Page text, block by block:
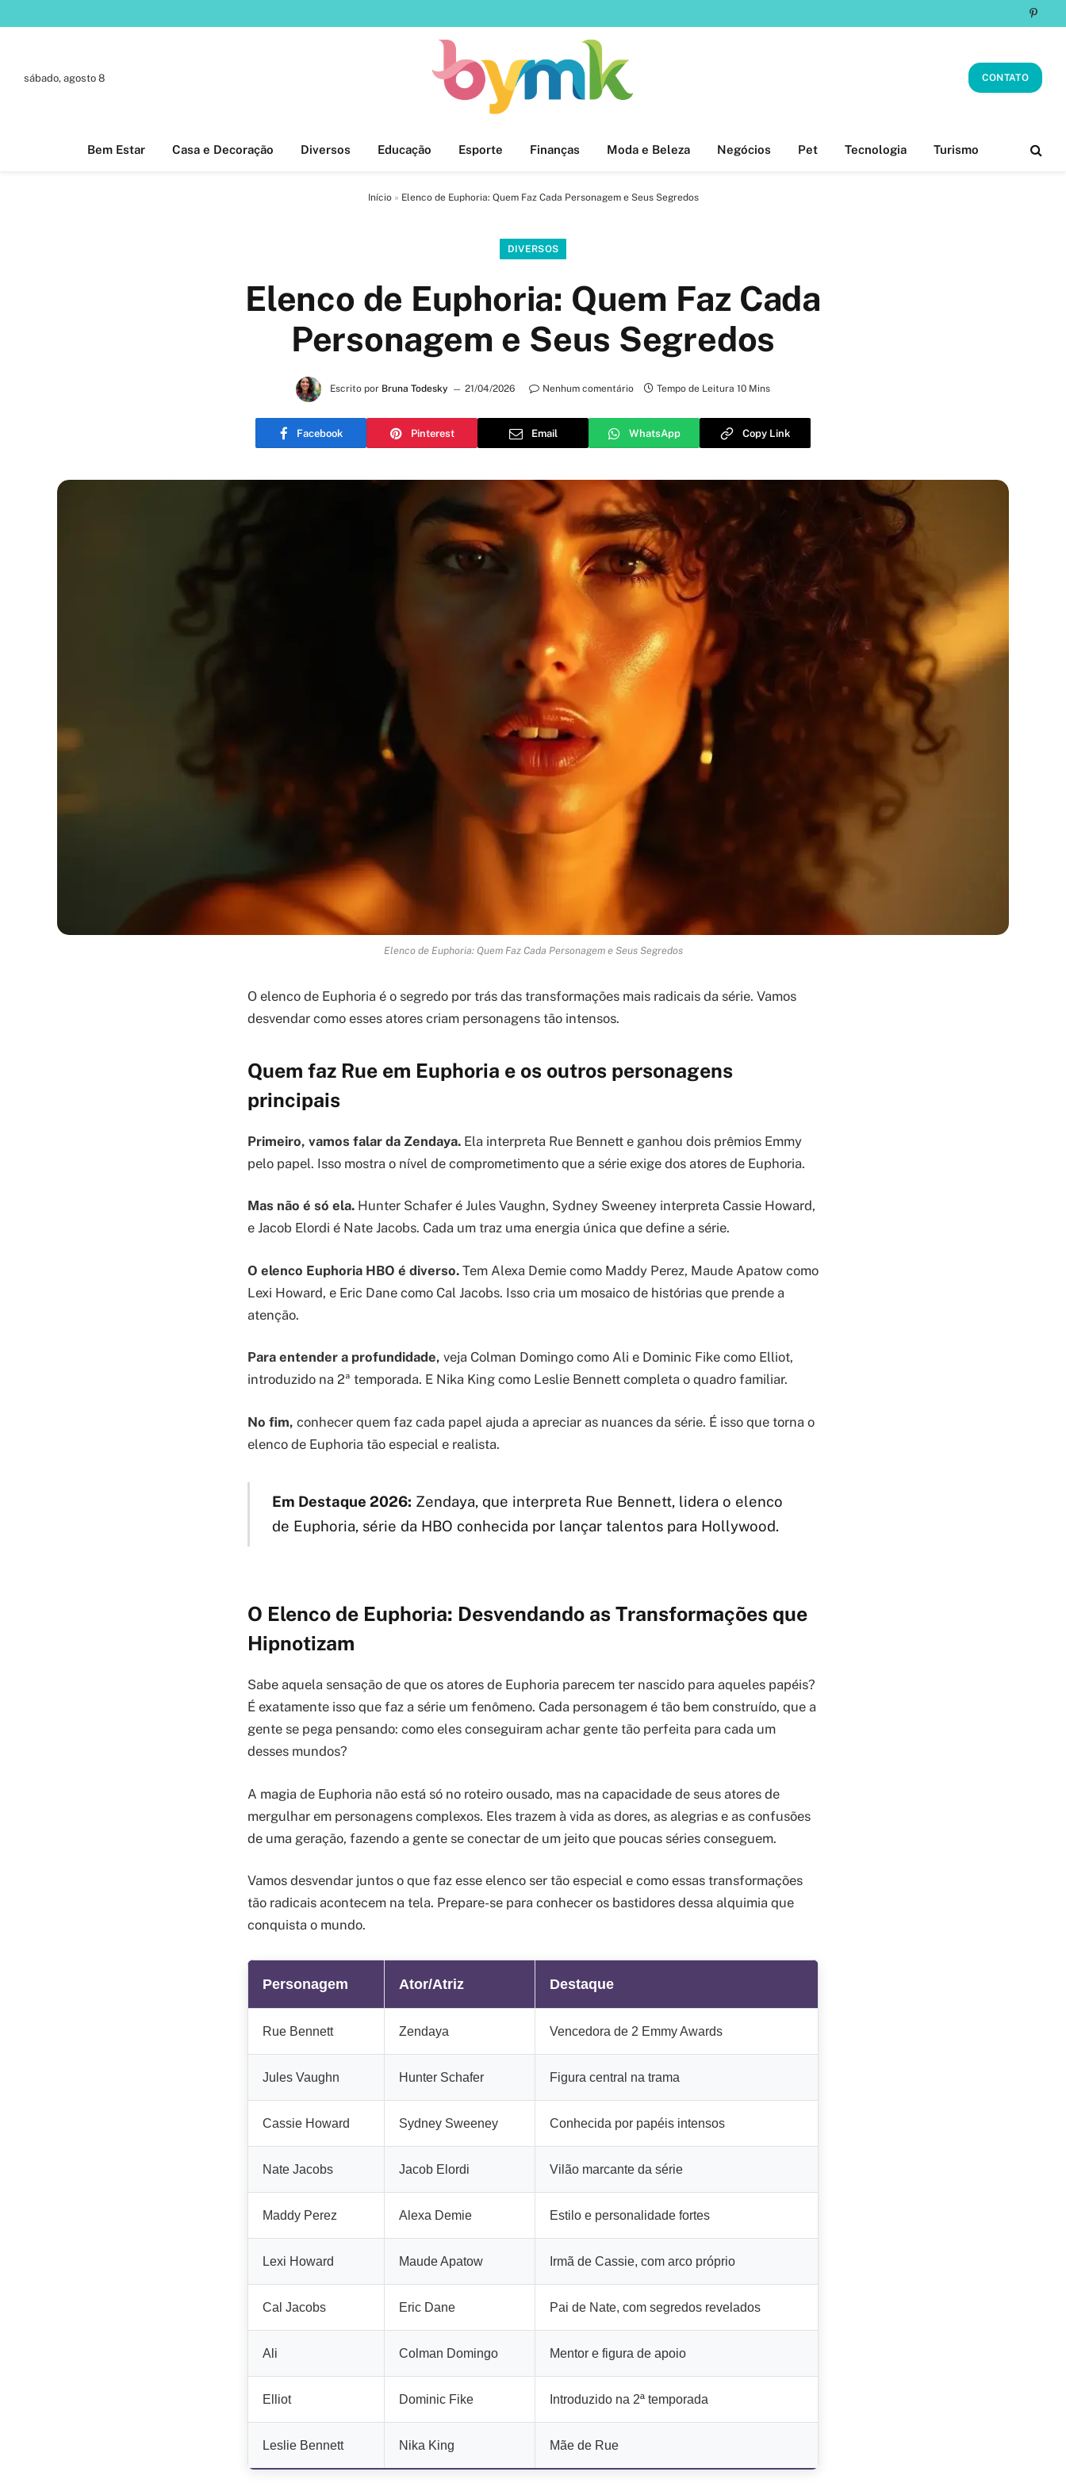
sábado, agosto 8 CONTATO
Bem Estar Casa e Decoração Diversos Educação Esporte Finanças Moda e Beleza Negócios Pet Tecnologia Turismo
Início» Elenco de Euphoria: Quem Faz Cada Personagem e Seus Segredos
DIVERSOS
Elenco de Euphoria: Quem Faz Cada
Personagem e Seus Segredos
Escrito por Bruna Todesky 21/04/2026 Nenhum comentário Tempo de Leitura 10 Mins
Facebook Pinterest Email WhatsApp Copy Link
Elenco de Euphoria: Quem Faz Cada Personagem e Seus Segredos
O elenco de Euphoria é o segredo por trás das transformações mais radicais da série. Vamos
desvendar como esses atores criam personagens tão intensos.
Quem faz Rue em Euphoria e os outros personagens
principais
Primeiro, vamos falar da Zendaya. Ela interpreta Rue Bennett e ganhou dois prêmios Emmy
pelo papel. Isso mostra o nível de comprometimento que a série exige dos atores de Euphoria.
Mas não é só ela. Hunter Schafer é Jules Vaughn, Sydney Sweeney interpreta Cassie Howard,
e Jacob Elordi é Nate Jacobs. Cada um traz uma energia única que define a série.
O elenco Euphoria HBO é diverso. Tem Alexa Demie como Maddy Perez, Maude Apatow como
Lexi Howard, e Eric Dane como Cal Jacobs. Isso cria um mosaico de histórias que prende a
atenção.
Para entender a profundidade, veja Colman Domingo como Ali e Dominic Fike como Elliot,
introduzido na 2ª temporada. E Nika King como Leslie Bennett completa o quadro familiar.
No fim, conhecer quem faz cada papel ajuda a apreciar as nuances da série. É isso que torna o
elenco de Euphoria tão especial e realista.
Em Destaque 2026: Zendaya, que interpreta Rue Bennett, lidera o elenco
de Euphoria, série da HBO conhecida por lançar talentos para Hollywood.
O Elenco de Euphoria: Desvendando as Transformações que
Hipnotizam
Sabe aquela sensação de que os atores de Euphoria parecem ter nascido para aqueles papéis?
É exatamente isso que faz a série um fenômeno. Cada personagem é tão bem construído, que a
gente se pega pensando: como eles conseguiram achar gente tão perfeita para cada um
desses mundos?
A magia de Euphoria não está só no roteiro ousado, mas na capacidade de seus atores de
mergulhar em personagens complexos. Eles trazem à vida as dores, as alegrias e as confusões
de uma geração, fazendo a gente se conectar de um jeito que poucas séries conseguem.
Vamos desvendar juntos o que faz esse elenco ser tão especial e como essas transformações
tão radicais acontecem na tela. Prepare-se para conhecer os bastidores dessa alquimia que
conquista o mundo.
Personagem Ator/Atriz Destaque
Rue Bennett Zendaya Vencedora de 2 Emmy Awards
Jules Vaughn Hunter Schafer Figura central na trama
Cassie Howard Sydney Sweeney Conhecida por papéis intensos
Nate Jacobs Jacob Elordi Vilão marcante da série
Maddy Perez Alexa Demie Estilo e personalidade fortes
Lexi Howard Maude Apatow Irmã de Cassie, com arco próprio
Cal Jacobs Eric Dane Pai de Nate, com segredos revelados
Ali Colman Domingo Mentor e figura de apoio
Elliot Dominic Fike Introduzido na 2ª temporada
Leslie Bennett Nika King Mãe de Rue